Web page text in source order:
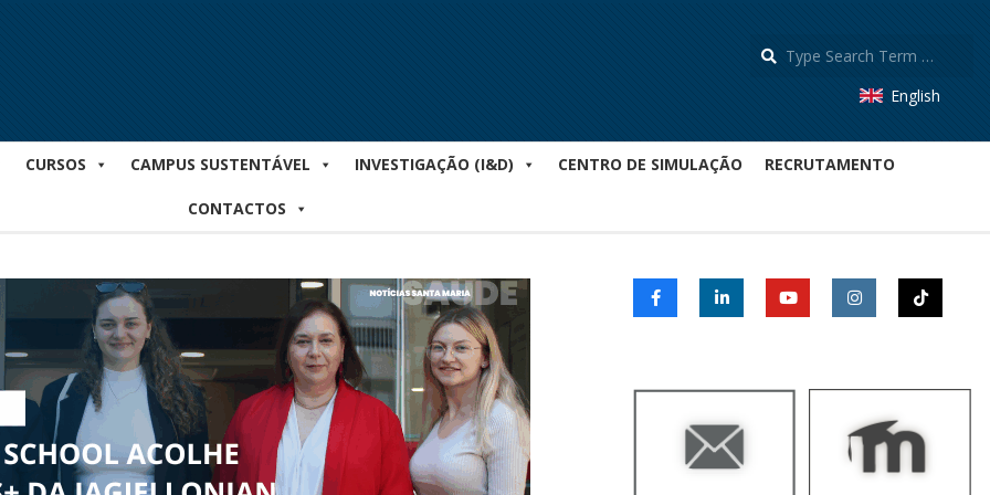
English
CURSOS CAMPUS SUSTENTÁVEL INVESTIGAÇÃO (I&D) CENTRO DE SIMULAÇÃO RECRUTAMENTO
CONTACTOS